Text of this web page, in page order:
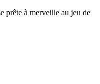
prête à merveille au jeu de